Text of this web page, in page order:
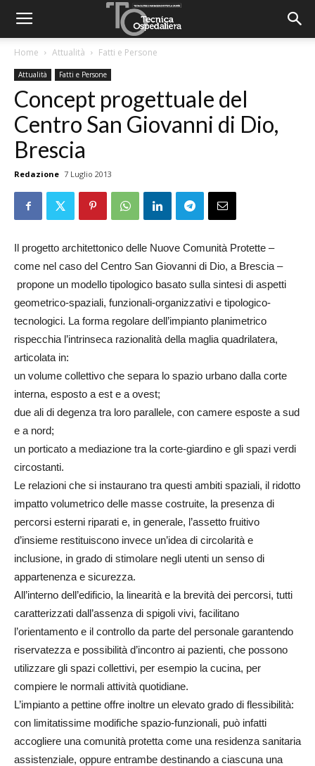
Home Attualità Fatti e Persone
Attualità Fatti e Persone
Concept progettuale del
Centro San Giovanni di Dio,
Brescia
Redazione 7 Luglio 2013
Il progetto architettonico delle Nuove Comunità Protette –
come nel caso del Centro San Giovanni di Dio, a Brescia –
propone un modello tipologico basato sulla sintesi di aspetti
geometrico-spaziali, funzionali-organizzativi e tipologico-
tecnologici. La forma regolare dell’impianto planimetrico
rispecchia l’intrinseca razionalità della maglia quadrilatera,
articolata in:
un volume collettivo che separa lo spazio urbano dalla corte
interna, esposto a est e a ovest;
due ali di degenza tra loro parallele, con camere esposte a sud
e a nord;
un porticato a mediazione tra la corte-giardino e gli spazi verdi
circostanti.
Le relazioni che si instaurano tra questi ambiti spaziali, il ridotto
impatto volumetrico delle masse costruite, la presenza di
percorsi esterni riparati e, in generale, l’assetto fruitivo
d’insieme restituiscono invece un’idea di circolarità e
inclusione, in grado di stimolare negli utenti un senso di
appartenenza e sicurezza.
All’interno dell’edificio, la linearità e la brevità dei percorsi, tutti
caratterizzati dall’assenza di spigoli vivi, facilitano
l’orientamento e il controllo da parte del personale garantendo
riservatezza e possibilità d’incontro ai pazienti, che possono
utilizzare gli spazi collettivi, per esempio la cucina, per
compiere le normali attività quotidiane.
L’impianto a pettine offre inoltre un elevato grado di flessibilità:
con limitatissime modifiche spazio-funzionali, può infatti
accogliere una comunità protetta come una residenza sanitaria
assistenziale, oppure entrambe destinando a ciascuna una